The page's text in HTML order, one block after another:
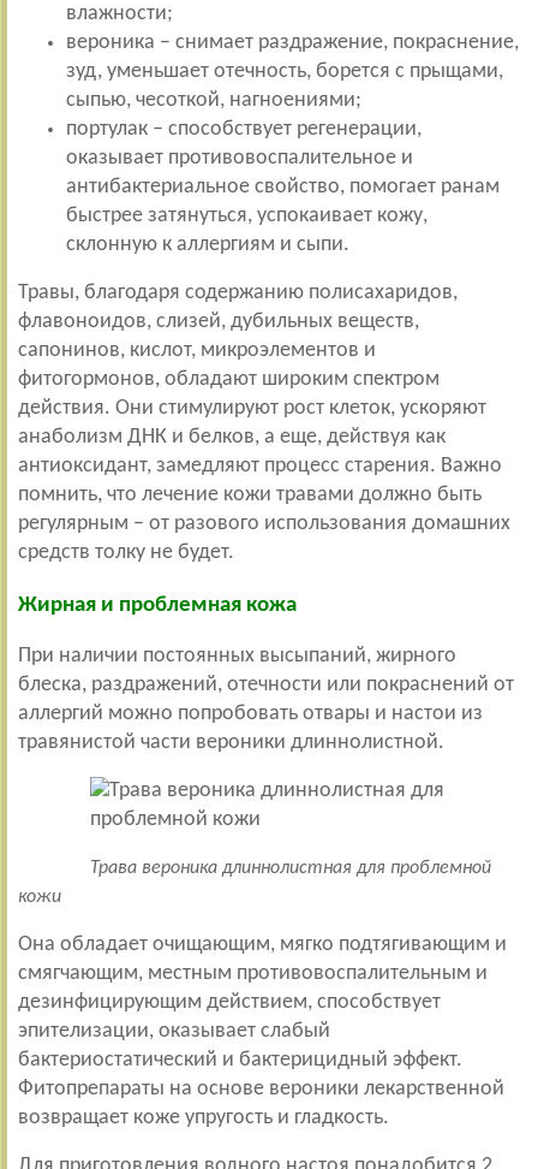
влажности;
вероника – снимает раздражение, покраснение,
зуд, уменьшает отечность, борется с прыщами,
сыпью, чесоткой, нагноениями;
портулак – способствует регенерации,
оказывает противовоспалительное и
антибактериальное свойство, помогает ранам
быстрее затянуться, успокаивает кожу,
склонную к аллергиям и сыпи.
Травы, благодаря содержанию полисахаридов,
флавоноидов, слизей, дубильных веществ,
сапонинов, кислот, микроэлементов и
фитогормонов, обладают широким спектром
действия. Они стимулируют рост клеток, ускоряют
анаболизм ДНК и белков, а еще, действуя как
антиоксидант, замедляют процесс старения. Важно
помнить, что лечение кожи травами должно быть
регулярным – от разового использования домашних
средств толку не будет.
Жирная и проблемная кожа
При наличии постоянных высыпаний, жирного
блеска, раздражений, отечности или покраснений от
аллергий можно попробовать отвары и настои из
травянистой части вероники длиннолистной.
Трава вероника длиннолистная для проблемной
кожи
Она обладает очищающим, мягко подтягивающим и
смягчающим, местным противовоспалительным и
дезинфицирующим действием, способствует
эпителизации, оказывает слабый
бактериостатический и бактерицидный эффект.
Фитопрепараты на основе вероники лекарственной
возвращает коже упругость и гладкость.